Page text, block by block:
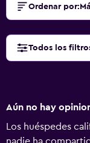
Ordenar por:
Todos los
Aún no hay
Los huéspedes